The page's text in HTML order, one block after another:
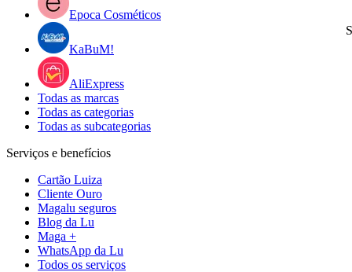
Epoca Cosméticos
KaBuM!
AliExpress
Todas as marcas
Todas as categorias
Todas as subcategorias
Serviços e benefícios
Cartão Luiza
Cliente Ouro
Magalu seguros
Blog da Lu
Maga +
WhatsApp da Lu
Todos os serviços